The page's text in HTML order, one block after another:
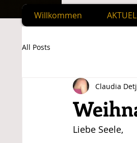
Willkommen
All Posts
Claudia
Liebe Seele,